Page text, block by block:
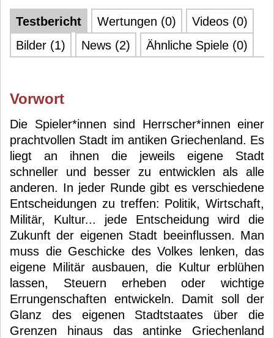
Testbericht Wertungen (0)
Videos (0)
Bilder (1)
News (2) Ähnliche Spiele (0)
Vorwort
Die Spieler*innen sind Herrscher*innen einer
prachtvollen Stadt im antiken Griechenland. Es
liegt an ihnen die jeweils eigene Stadt
schneller und besser zu entwicklen als alle
anderen. In jeder Runde gibt es verschiedene
Entscheidungen zu treffen: Politik, Wirtschaft,
Militär, Kultur... jede Entscheidung wird die
Zukunft der eigenen Stadt beeinflussen. Man
muss die Geschicke des Volkes lenken, das
eigene Militär ausbauen, die Kultur erblühen
lassen, Steuern erheben oder wichtige
Errungenschaften entwickeln. Damit soll der
Glanz des eigenen Stadtstaates über die
Grenzen hinaus das antinke Griechenland